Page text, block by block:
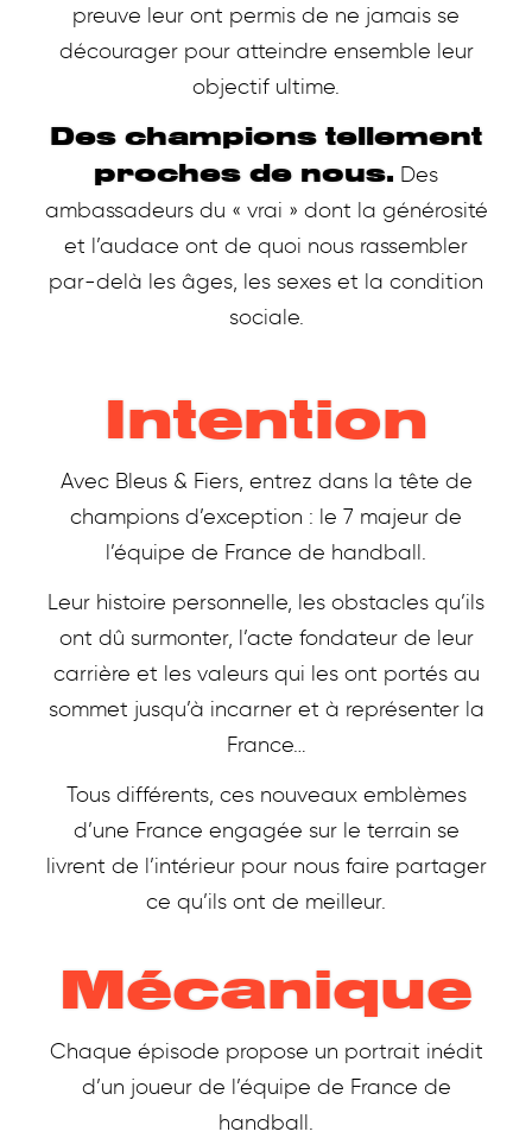
preuve leur ont permis de ne jamais se
décourager pour atteindre ensemble leur
objectif ultime.
Des champions tellement
proches de nous. Des
ambassadeurs du « vrai » dont la générosité
et l’audace ont de quoi nous rassembler
par-delà les âges, les sexes et la condition
sociale.
Intention
Avec Bleus & Fiers, entrez dans la tête de
champions d’exception : le 7 majeur de
l’équipe de France de handball.
Leur histoire personnelle, les obstacles qu’ils
ont dû surmonter, l’acte fondateur de leur
carrière et les valeurs qui les ont portés au
sommet jusqu’à incarner et à représenter la
France…
Tous différents, ces nouveaux emblèmes
d’une France engagée sur le terrain se
livrent de l’intérieur pour nous faire partager
ce qu’ils ont de meilleur.
Mécanique
Chaque épisode propose un portrait inédit
d’un joueur de l’équipe de France de
handball.